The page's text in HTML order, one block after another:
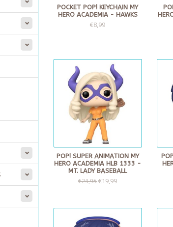
POCKET POP! KEYCHAIN MY
HERO ACADEMIA - HAWKS
€8,99
POP! SUPER ANIMATION MY
HERO ACADEMIA HLB 1333 -
MT. LADY BASEBALL
€24,95€19,99